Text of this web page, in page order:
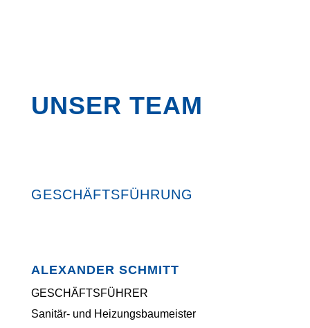
UNSER TEAM
GESCHÄFTSFÜHRUNG
ALEXANDER SCHMITT
GESCHÄFTSFÜHRER
Sanitär- und Heizungsbaumeister